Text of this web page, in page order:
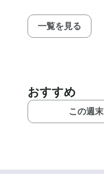
一覧を見る
おすすめ
この週末